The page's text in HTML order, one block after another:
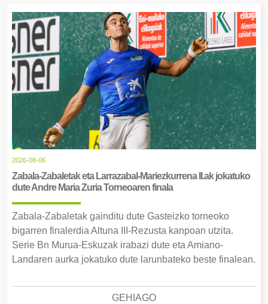
2026-08-06
Zabala-Zabaletak eta Larrazabal-Mariezkurrena II.ak jokatuko
dute Andre Maria Zuria Torneoaren finala
Zabala-Zabaletak gainditu dute Gasteizko torneoko
bigarren finalerdia Altuna III-Rezusta kanpoan utzita.
Serie Bn Murua-Eskuzak irabazi dute eta Amiano-
Landaren aurka jokatuko dute larunbateko beste finalean.
GEHIAGO